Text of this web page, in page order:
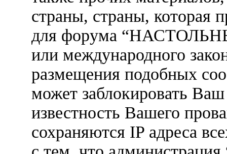
страны, страны, которая
для форума
или международного
размещения подобных
может заблокировать
известность Вашего
сохраняются IP адреса